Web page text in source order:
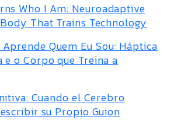
Who I Am: Neuroadaptive
That Trains Technology
Quem Eu Sou: Háptica
o Corpo que Treina a
Cuando el Cerebro
su Propio Guion